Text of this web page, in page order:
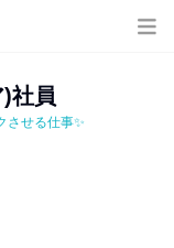
社員
させる仕事✨